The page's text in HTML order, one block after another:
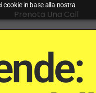
cookie in base alla nostra
Prenota Una Call